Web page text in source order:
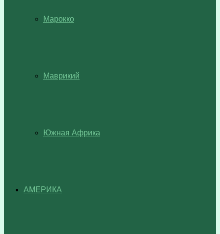
Марокко
Маврикий
Южная Африка
АМЕРИКА